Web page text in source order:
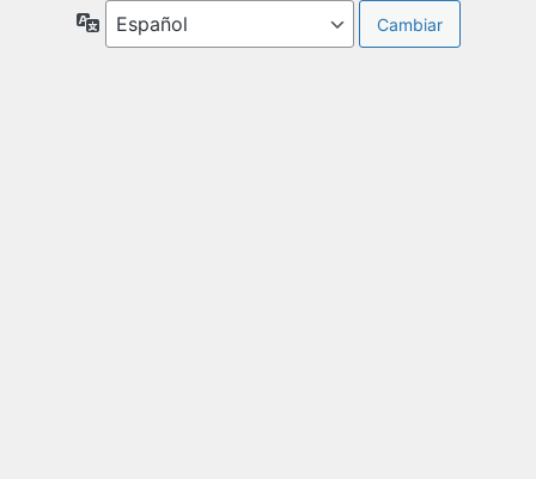
Idioma